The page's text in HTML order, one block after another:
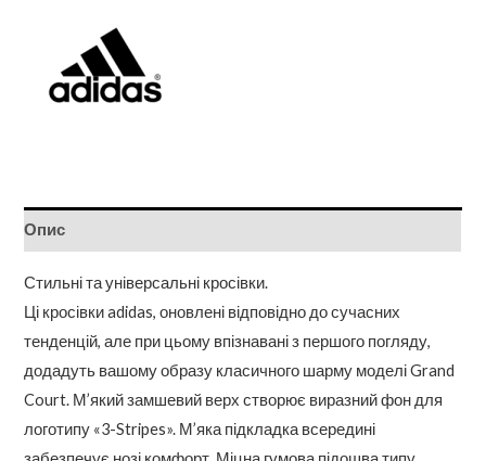
Опис
Стильні та універсальні кросівки.
Ці кросівки adidas, оновлені відповідно до сучасних
тенденцій, але при цьому впізнавані з першого погляду,
додадуть вашому образу класичного шарму моделі Grand
Court. М’який замшевий верх створює виразний фон для
логотипу «3-Stripes». М’яка підкладка всередині